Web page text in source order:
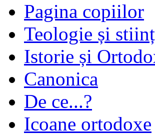
Pagina copiilor
Teologie și
Istorie și
Canonica
De ce...?
Icoane ortodoxe